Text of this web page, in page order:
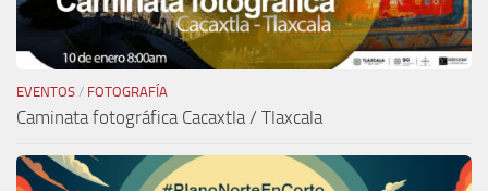
EVENTOS / FOTOGRAFÍA
Caminata fotográfica Cacaxtla / Tlaxcala